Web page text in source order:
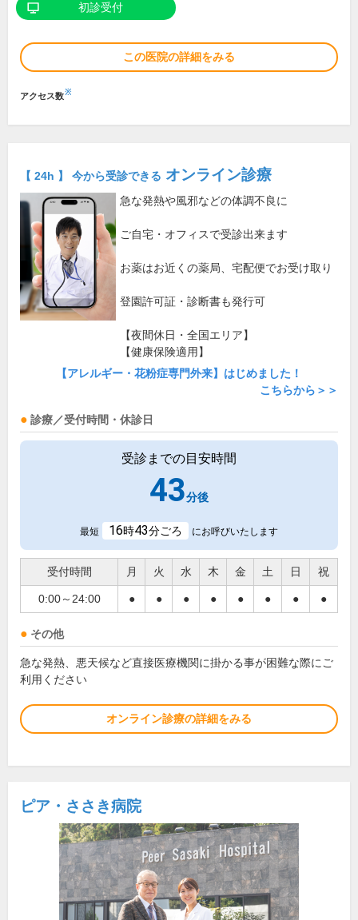
初診受付
この医院の詳細をみる
アクセス数※
【 24h 】 今から受診できる オンライン診療
急な発熱や風邪などの体調不良に
ご自宅・オフィスで受診出来ます
お薬はお近くの薬局、宅配便でお受け取り
登園許可証・診断書も発行可
【夜間休日・全国エリア】
【健康保険適用】
【アレルギー・花粉症専門外来】はじめました！
こちらから＞＞
診療／受付時間・休診日
受診までの目安時間
43分後
最短 16時43分ごろ にお呼びいたします
受付時間 月 火 水 木 金 土 日 祝
0:00～24:00 ● ● ● ● ● ● ● ●
その他
急な発熱、悪天候など直接医療機関に掛かる事が困難な際にご
利用ください
オンライン診療の詳細をみる
ピア・ささき病院